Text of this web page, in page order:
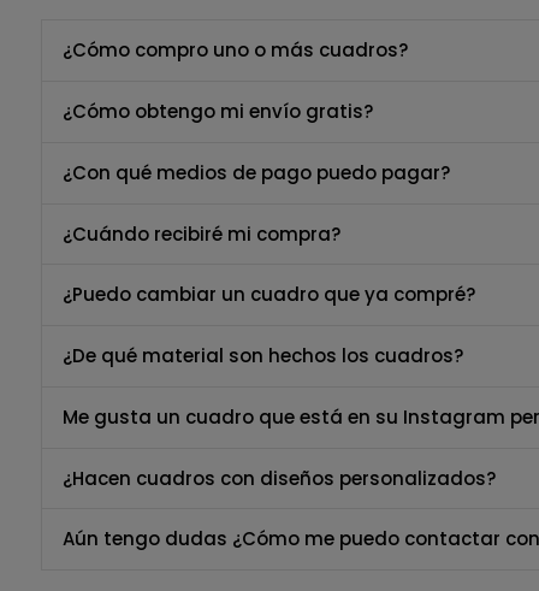
¿Cómo compro uno o más cuadros?
¿Cómo obtengo mi envío gratis?
¿Con qué medios de pago puedo pagar?
¿Cuándo recibiré mi compra?
¿Puedo cambiar un cuadro que ya compré?
¿De qué material son hechos los cuadros?
Me gusta un cuadro que está en su Instagram
¿Hacen cuadros con diseños personalizados?
Aún tengo dudas ¿Cómo me puedo contactar